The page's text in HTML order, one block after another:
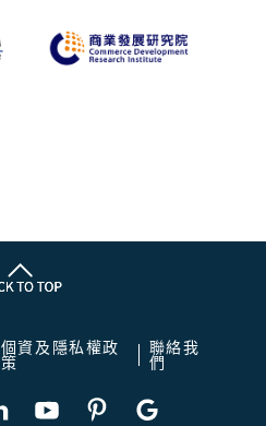
個資及隱私權政
策
聯絡我
們